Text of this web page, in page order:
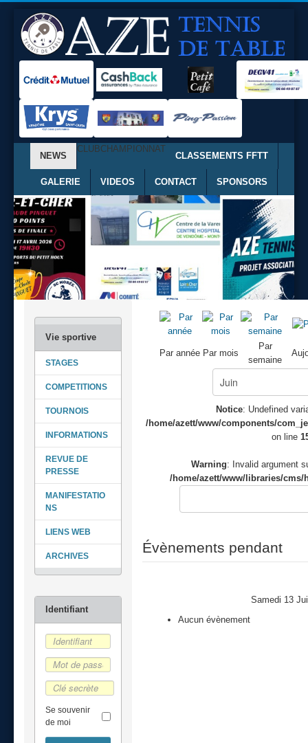
NEWS
CLUBCHAMPIONNAT
CLASSEMENTS FFTT
GALERIE VIDEOS CONTACT SPONSORS
Se souvenir
de moi
STAGES
COMPETITIONS
TOURNOIS
INFORMATIONS
REVUE DE
PRESSE
MANIFESTATIO
NS
LIENS WEB
ARCHIVES
Par année Par mois
Par
semaine
Notice: Undefined
/home/azett/www/components/
on line
Warning: Invalid argument
/home/azett/www/libraries/cms/
Évènements pendant
Samedi 13
Aucun évènement